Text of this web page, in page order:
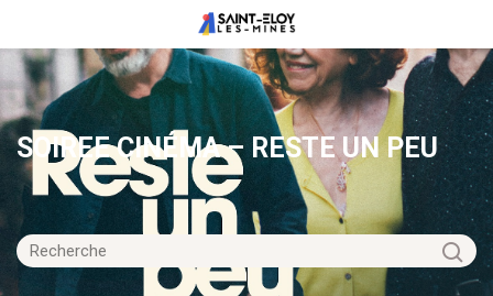
SOIREE CINÉMA – RESTE UN PEU